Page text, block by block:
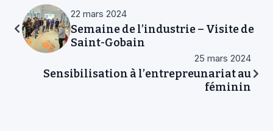
22 mars 2024
Semaine de l’industrie – Visite de
Saint-Gobain
25 mars 2024
Sensibilisation à l’entrepreunariat au
féminin